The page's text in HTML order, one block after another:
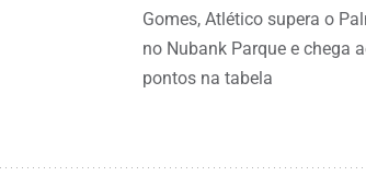
Gomes, Atlético supera o
no Nubank Parque e chega
pontos na tabela